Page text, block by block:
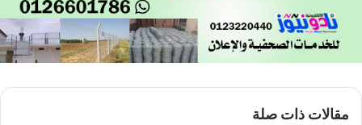
مقالات ذات صلة